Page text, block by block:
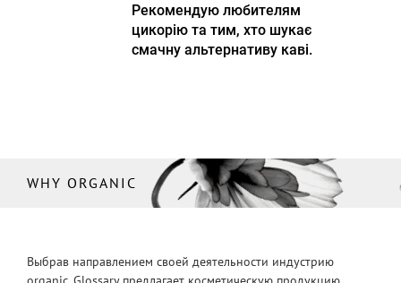
Рекомендую любителям
цикорію та тим, хто шукає
смачну альтернативу каві.
WHY ORGANIC
Выбрав направлением своей деятельности индустрию